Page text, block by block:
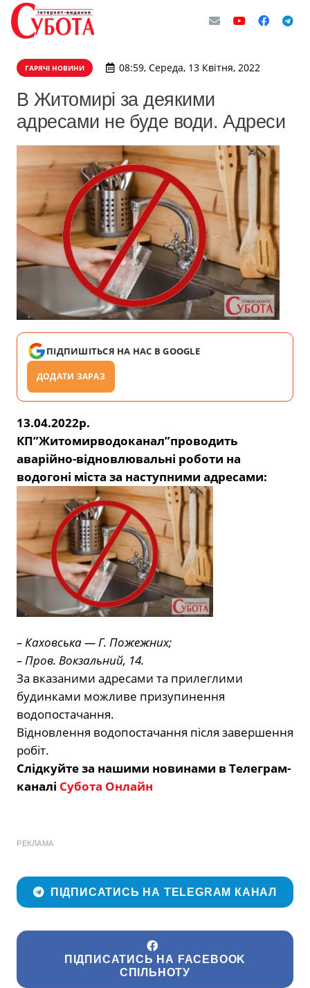
ГАРЯЧІ НОВИНИ 08:59, Середа, 13 Квітня, 2022
В Житомирі за деякими
адресами не буде води. Адреси
ПІДПИШІТЬСЯ НА НАС В GOOGLE
ДОДАТИ ЗАРАЗ
13.04.2022р.
КП”Житомирводоканал”проводить
аварійно-відновлювальні роботи на
водогоні міста за наступними адресами:
– Каховська — Г. Пожежних;
– Пров. Вокзальний, 14.
За вказаними адресами та прилеглими
будинками можливе призупинення
водопостачання.
Відновлення водопостачання після завершення
робіт.
Слідкуйте за нашими новинами в Телеграм-
каналі Субота Онлайн
РЕКЛАМА
ПІДПИСАТИСЬ НА TELEGRAM КАНАЛ
ПІДПИСАТИСЬ НА FACEBOOK
СПІЛЬНОТУ